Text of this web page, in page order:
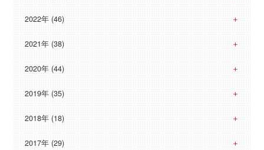
2022年 (46)
2021年 (38)
2020年 (44)
2019年 (35)
2018年 (18)
2017年 (29)